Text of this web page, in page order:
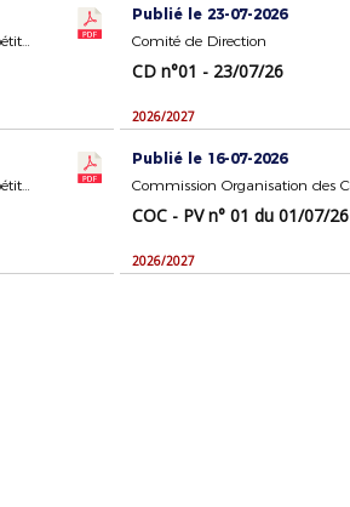
Commission Organisation des Compétitions
Publié le 23-07-2026
Comité de Direction
CD n°01 - 23/07/26
2026/2027
Commission Organisation des Compétitions
Publié le 16-07-2026
COC - PV n° 01 du 01/07/26
2026/2027